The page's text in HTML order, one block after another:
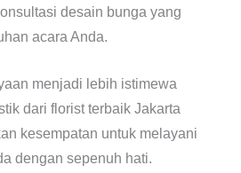
desain bunga yang
acara Anda.
menjadi lebih istimewa
dari florist terbaik Jakarta
kesempatan untuk melayani
dengan sepenuh hati.